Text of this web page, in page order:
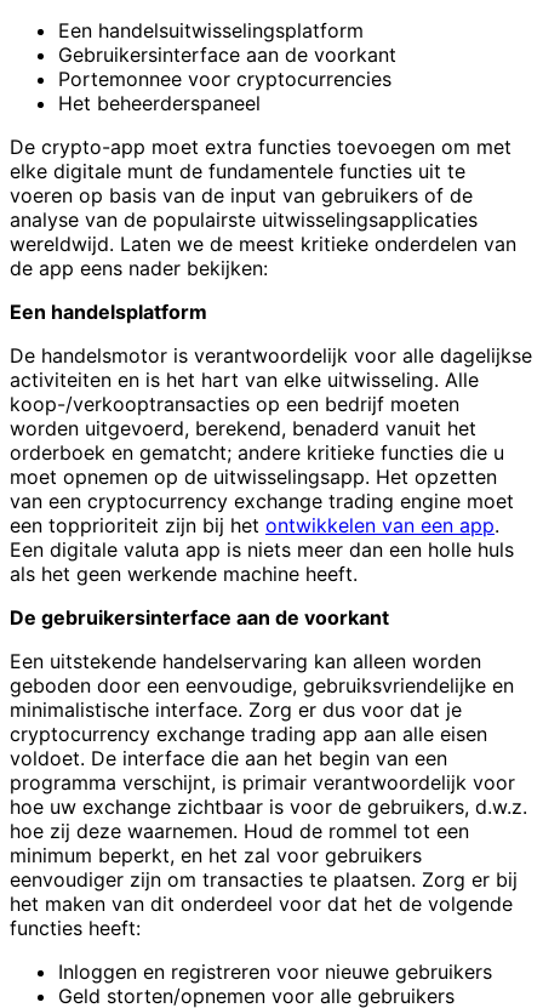
Een handelsuitwisselingsplatform
Gebruikersinterface aan de voorkant
Portemonnee voor cryptocurrencies
Het beheerderspaneel
De crypto-app moet extra functies toevoegen om met
elke digitale munt de fundamentele functies uit te
voeren op basis van de input van gebruikers of de
analyse van de populairste uitwisselingsapplicaties
wereldwijd. Laten we de meest kritieke onderdelen van
de app eens nader bekijken:
Een handelsplatform
De handelsmotor is verantwoordelijk voor alle dagelijkse
activiteiten en is het hart van elke uitwisseling. Alle
koop-/verkooptransacties op een bedrijf moeten
worden uitgevoerd, berekend, benaderd vanuit het
orderboek en gematcht; andere kritieke functies die u
moet opnemen op de uitwisselingsapp. Het opzetten
van een cryptocurrency exchange trading engine moet
een topprioriteit zijn bij het ontwikkelen van een app.
Een digitale valuta app is niets meer dan een holle huls
als het geen werkende machine heeft.
De gebruikersinterface aan de voorkant
Een uitstekende handelservaring kan alleen worden
geboden door een eenvoudige, gebruiksvriendelijke en
minimalistische interface. Zorg er dus voor dat je
cryptocurrency exchange trading app aan alle eisen
voldoet. De interface die aan het begin van een
programma verschijnt, is primair verantwoordelijk voor
hoe uw exchange zichtbaar is voor de gebruikers, d.w.z.
hoe zij deze waarnemen. Houd de rommel tot een
minimum beperkt, en het zal voor gebruikers
eenvoudiger zijn om transacties te plaatsen. Zorg er bij
het maken van dit onderdeel voor dat het de volgende
functies heeft:
Inloggen en registreren voor nieuwe gebruikers
Geld storten/opnemen voor alle gebruikers